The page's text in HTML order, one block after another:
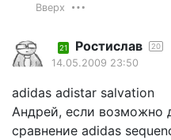
Вверх
21 Ростислав 20
14.05.2009 23:50
adidas adistar salvation
Андрей, если возможно
сравнение adidas